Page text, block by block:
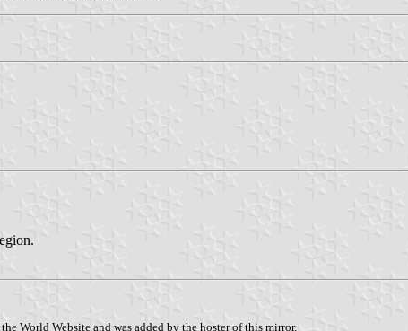
World Website and was added by the hoster of this mirror.